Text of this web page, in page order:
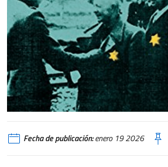
Fecha de publicación:enero 19 2026